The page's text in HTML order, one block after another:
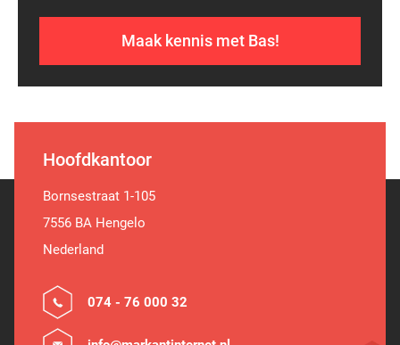
Maak kennis met Bas!
Hoofdkantoor
Bornsestraat 1-105
7556 BA Hengelo
Nederland
074 - 76 000 32